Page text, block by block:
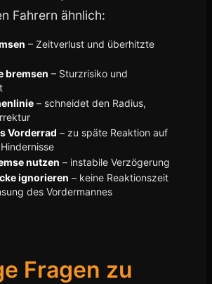
Fahrern ähnlich:
– Zeitverlust und überhitzte
bremsen – Sturzrisiko und
– schneidet den Radius,
Vorderrad – zu späte Reaktion auf
nutzen – instabile Verzögerung
ignorieren – keine Reaktionszeit
des Vordermannes
Fragen zu